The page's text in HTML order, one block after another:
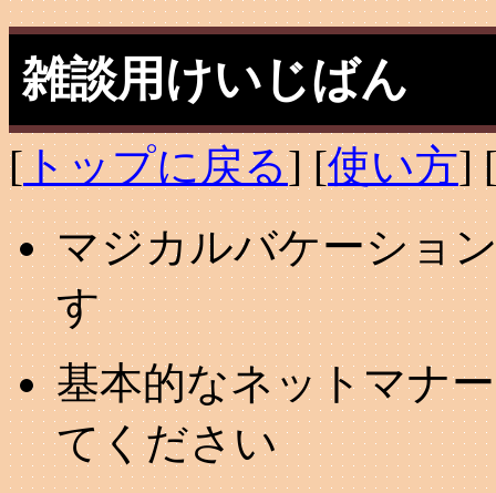
雑談用けいじばん
[ トップに戻る] [使い方]
マジカルバケーショ
す
基本的なネットマナ
てください